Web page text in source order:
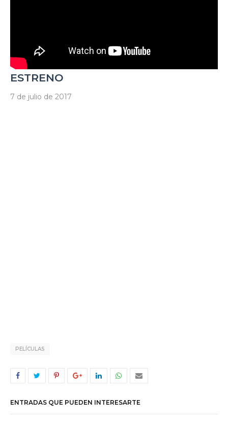
ESTRENO
7 de julio de 2017
PELÍCULAS
ENTRADAS QUE PUEDEN INTERESARTE